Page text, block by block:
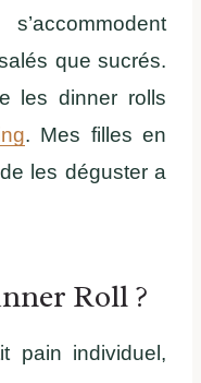
que sucrés.
les dinner rolls
. Mes filles en
les déguster a
Roll ?
pain individuel,